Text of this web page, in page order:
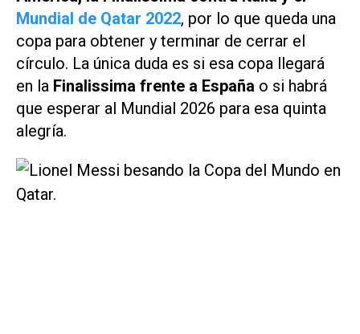
Mundial de Qatar 2022, por lo que queda una
copa para obtener y terminar de cerrar el
círculo. La única duda es si esa copa llegará
en la Finalissima frente a España o si habrá
que esperar al Mundial 2026 para esa quinta
alegría.